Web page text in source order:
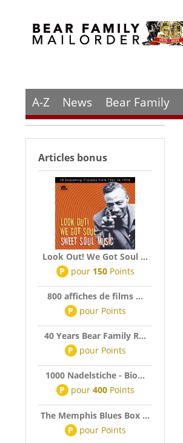
A-Z News Bear Family
Articles bonus
Look Out! We Got Soul ...
P pour 150Points
800 affiches de films ...
P pour Points
40 Years Bear Family R...
P pour Points
1000 Nadelstiche - Bio...
P pour 400Points
The Memphis Blues Box ...
P pour Points